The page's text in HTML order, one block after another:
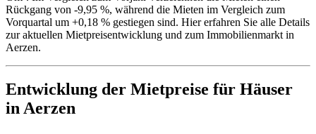
Rückgang von -9,95 %, während die Mieten im Vergleich zum
Vorquartal um +0,18 % gestiegen sind. Hier erfahren Sie alle Details
zur aktuellen Mietpreisentwicklung und zum Immobilienmarkt in
Aerzen.
Entwicklung der Mietpreise für Häuser
in Aerzen